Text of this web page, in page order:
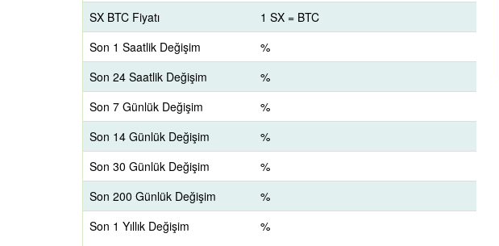
SX BTC Fiyatı
1 SX = BTC
Son 1 Saatlik Değişim
%
Son 24 Saatlik Değişim
%
Son 7 Günlük Değişim
%
Son 14 Günlük Değişim
%
Son 30 Günlük Değişim
%
Son 200 Günlük Değişim
%
Son 1 Yıllık Değişim
%